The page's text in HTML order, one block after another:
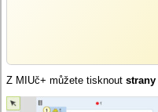
Z MIUč+ můžete tisknoutstrany